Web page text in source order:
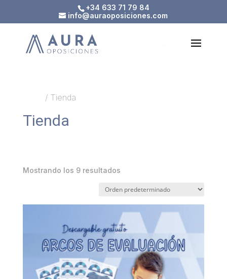
content
+34 633 71 79 84
info@auraoposiciones.com
/ Tienda
Tienda
Mostrando los 9 resultados